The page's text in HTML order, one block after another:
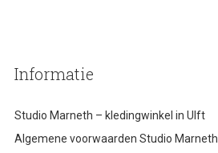
Informatie
Studio Marneth – kledingwinkel in Ulft
Algemene voorwaarden Studio Marneth